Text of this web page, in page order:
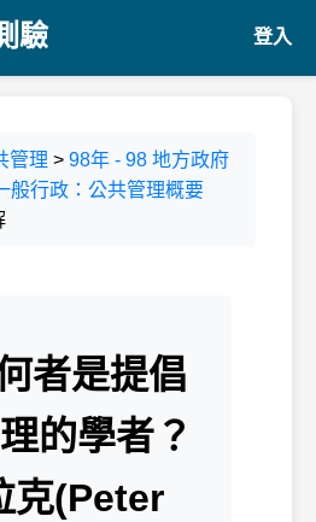
驗 登入
管理 > 98年 - 98 地方政府
般行政：公共管理概要
者是提倡
的學者？
克(Peter